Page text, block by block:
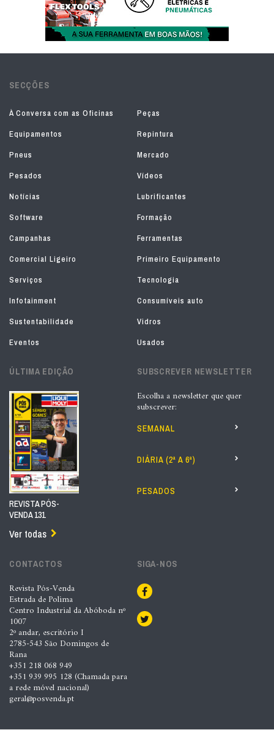
SECÇÕES
À Conversa com as Oficinas
Peças
Equipamentos
Repintura
Pneus
Mercado
Pesados
Vídeos
Notícias
Lubrificantes
Software
Formação
Campanhas
Ferramentas
Comercial Ligeiro
Primeiro Equipamento
Serviços
Tecnologia
Infotainment
Consumíveis auto
Sustentabilidade
Vidros
Eventos
Usados
ÚLTIMA EDIÇÃO
REVISTA PÓS-
VENDA 131
Ver todas
SUBSCREVER NEWSLETTER
Escolha a newsletter que quer
subscrever:
SEMANAL
DIÁRIA (2ª A 6ª)
PESADOS
CONTACTOS
Revista Pós-Venda
Estrada de Polima
Centro Industrial da Abóboda nº
1007
2º andar, escritório I
2785-543 São Domingos de
Rana
+351 218 068 949
+351 939 995 128 (Chamada para
a rede móvel nacional)
geral@posvenda.pt
SIGA-NOS